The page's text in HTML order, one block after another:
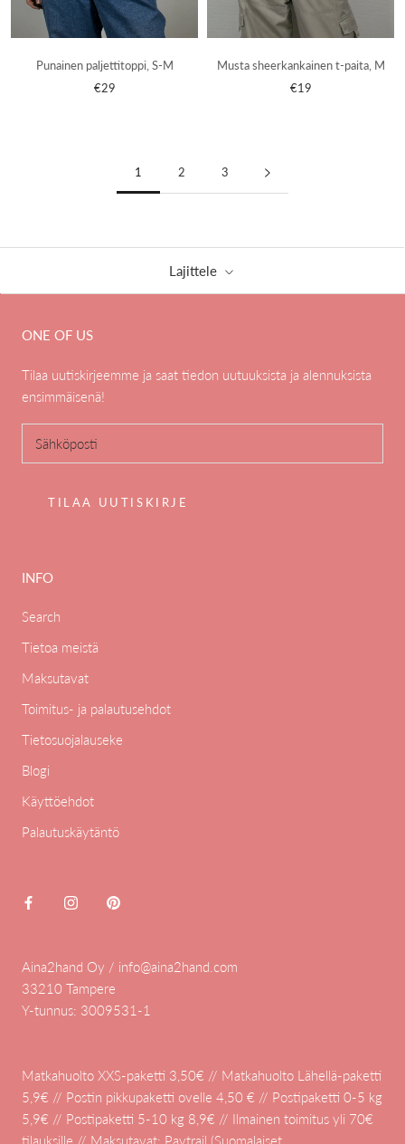
Punainen paljettitoppi, S-M
€29
Musta sheerkankainen t-paita, M
€19
1 2 3
Lajittele
ONE OF US
Tilaa uutiskirjeemme ja saat tiedon uutuuksista ja alennuksista
ensimmäisenä!
TILAA UUTISKIRJE
INFO
Search
Tietoa meistä
Maksutavat
Toimitus- ja palautusehdot
Tietosuojalauseke
Blogi
Käyttöehdot
Palautuskäytäntö
Aina2hand Oy / info@aina2hand.com
33210 Tampere
Y-tunnus: 3009531-1
Matkahuolto XXS-paketti 3,50€ // Matkahuolto Lähellä-paketti
5,9€ // Postin pikkupaketti ovelle 4,50 € // Postipaketti 0-5 kg
5,9€ // Postipaketti 5-10 kg 8,9€ // Ilmainen toimitus yli 70€
tilauksille // Maksutavat: Paytrail (Suomalaiset